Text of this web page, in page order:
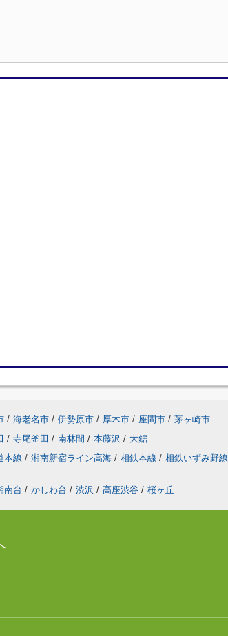
/ 海老名市 / 伊勢原市 / 厚木市 / 座間市 / 茅ヶ崎市
/ 寺尾釜田 / 南林間 / 本藤沢 / 大鋸
本線 / 湘南新宿ライン高海 / 相鉄本線 / 相鉄いずみ野線
南台 / かしわ台 / 渋沢 / 高座渋谷 / 桜ヶ丘